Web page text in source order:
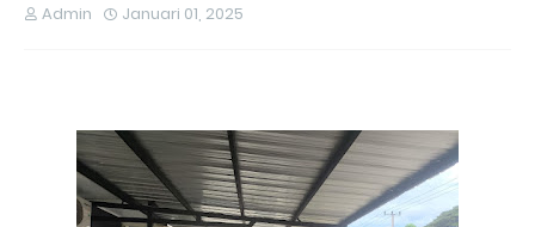
Admin Januari 01, 2025